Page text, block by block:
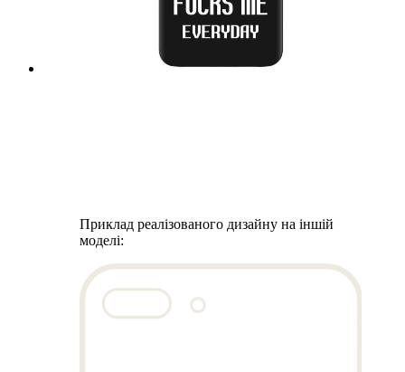
Приклад реалізованого дизайну на іншій
моделі: